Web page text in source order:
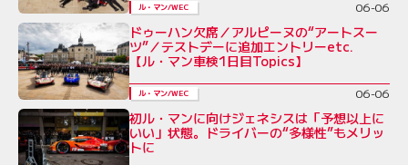
ル・マン/WEC 06-06
ドゥーハン欠席／アルピーヌの“アートスー
ツ”／テストデーに追加エントリーetc.
【ル・マン車検1日目Topics】
ル・マン/WEC 06-06
初ル・マンに向けジェネシスは「予想以上に
いい」状態。ドライバーの“多様性”もメリッ
トに